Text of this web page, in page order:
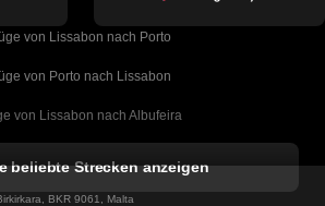
von Lissabon nach Porto
von Porto nach Lissabon
von Lissabon nach Albufeira
von Lissabon nach Lagos
beliebte Strecken anzeigen
1451)
BKR 9061, Malta